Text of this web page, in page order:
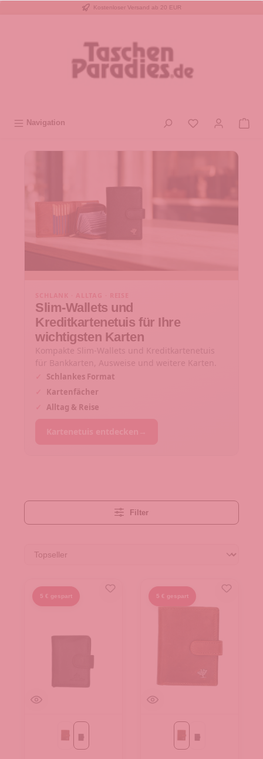
Kostenloser Versand ab 20 EUR
Navigation
Slim-Wallets und
Kreditkartenetuis für Ihre
wichtigsten Karten
Kompakte Slim-Wallets und Kreditkartenetuis
für Bankkarten, Ausweise und weitere Karten.
Schlankes Format
Kartenfächer
Alltag & Reise
Filter
5 € gespart
Cognacschwarz
5 € gespart
Cognacschwarz